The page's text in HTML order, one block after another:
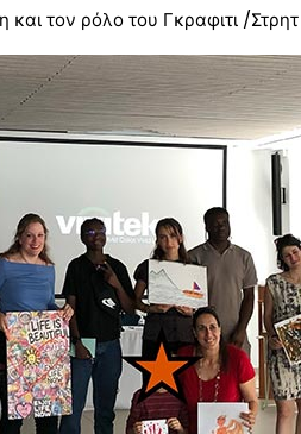
και τον ρόλο του Γκραφιτι /